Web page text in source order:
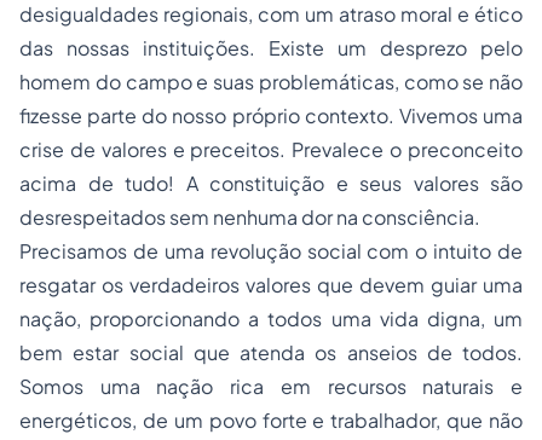
desigualdades regionais, com um atraso moral e ético
das nossas instituições. Existe um desprezo pelo
homem do campo e suas problemáticas, como se não
fizesse parte do nosso próprio contexto. Vivemos uma
crise de valores e preceitos. Prevalece o preconceito
acima de tudo! A constituição e seus valores são
desrespeitados sem nenhuma dor na consciência.
Precisamos de uma revolução social com o intuito de
resgatar os verdadeiros valores que devem guiar uma
nação, proporcionando a todos uma vida digna, um
bem estar social que atenda os anseios de todos.
Somos uma nação rica em recursos naturais e
energéticos, de um povo forte e trabalhador, que não